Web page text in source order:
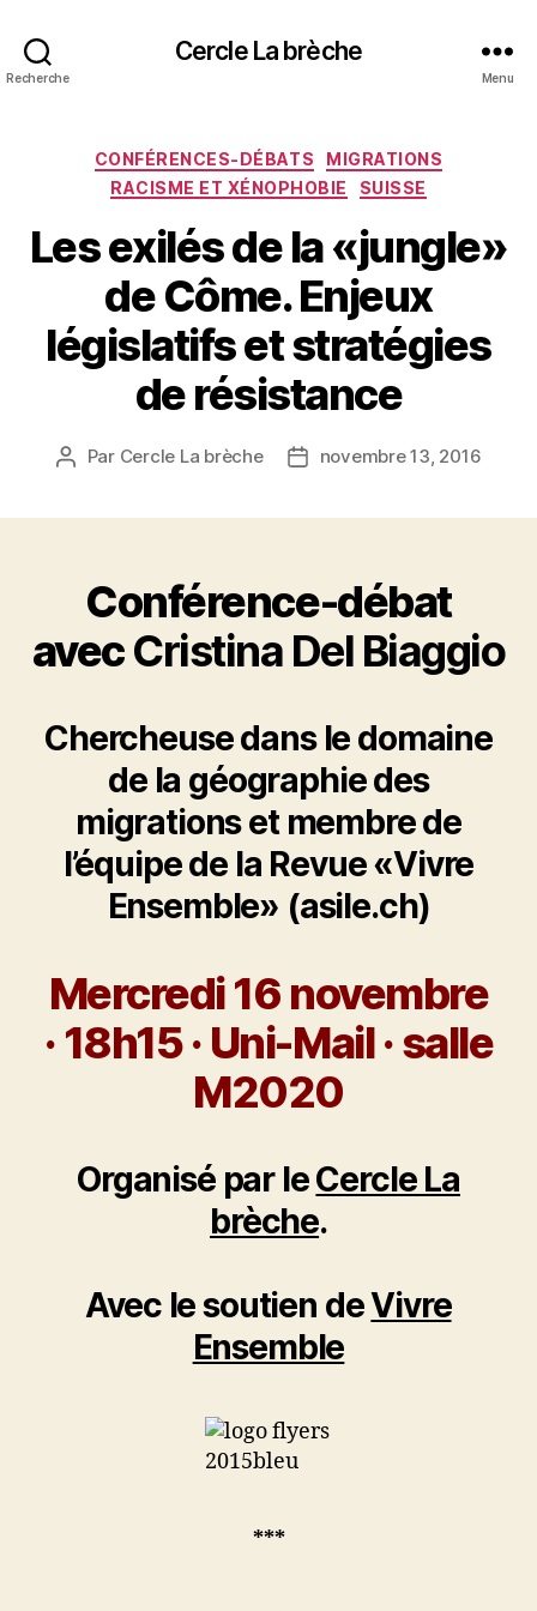
Recherche
Cercle La brèche
Menu
Catégories
CONFÉRENCES-DÉBATS
MIGRATIONS
RACISME ET XÉNOPHOBIE
SUISSE
Les exilés de la «jungle»
de Côme. Enjeux
législatifs et stratégies
de résistance
Auteur
Par Cercle La brèche
Datenovembre 13, 2016
Conférence-débat
avecCristina Del Biaggio
Chercheuse dans le domaine
de la géographie des
migrations et membre de
l’équipe de la Revue «Vivre
Ensemble» (asile.ch)
Mercredi 16 novembre
· 18h15 · Uni-Mail · salle
M2020
Organisé par leCercle La
brèche.
Avec le soutien deVivre
Ensemble
***